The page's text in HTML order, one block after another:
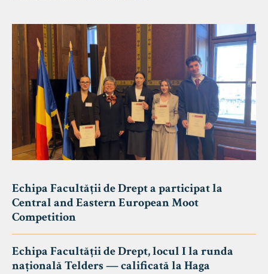
Echipa Facultății de Drept a participat la
Central and Eastern European Moot
Competition
Echipa Facultății de Drept, locul I la runda
națională Telders — calificată la Haga